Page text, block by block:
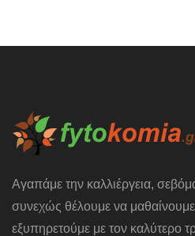
Αγαπάμε την καλλιέργεια,
συνεχώς θέλουμε να
εξυπηρετούμε με τον καλύτερο